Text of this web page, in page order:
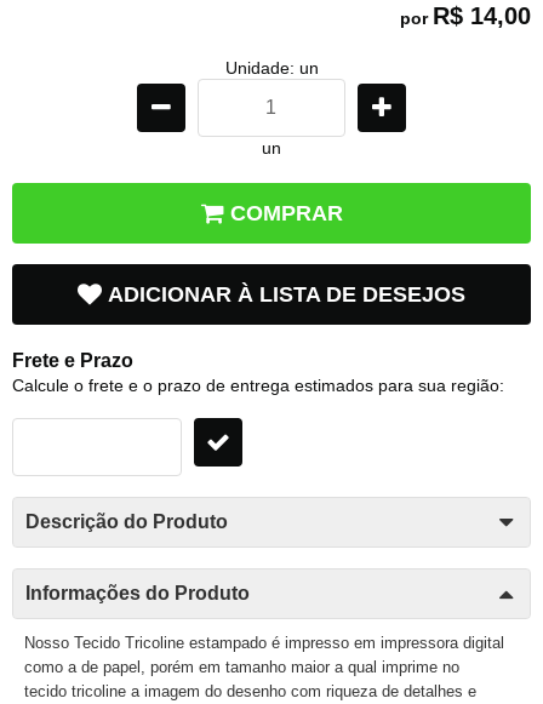
por R$ 14,00
Unidade: un
un
COMPRAR
ADICIONAR À LISTA DE DESEJOS
Frete e Prazo
Calcule o frete e o prazo de entrega estimados para sua região:
Descrição do Produto
Informações do Produto
Nosso Tecido Tricoline estampado é impresso em impressora digital
como a de papel, porém em tamanho maior a qual imprime no
tecido tricoline a imagem do desenho com riqueza de detalhes e